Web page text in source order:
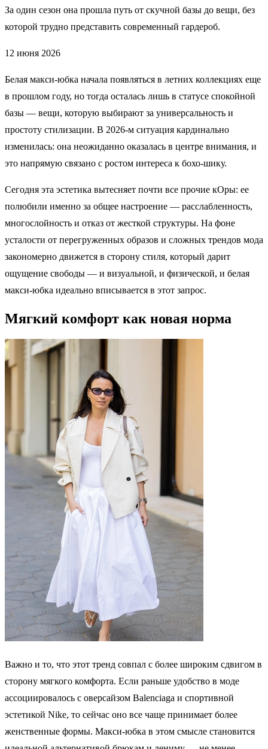
За один сезон она прошла путь от скучной базы до вещи, без
которой трудно представить современный гардероб.
12 июня 2026
Белая макси-юбка начала появляться в летних коллекциях еще
в прошлом году, но тогда осталась лишь в статусе спокойной
базы — вещи, которую выбирают за универсальность и
простоту стилизации. В 2026-м ситуация кардинально
изменилась: она неожиданно оказалась в центре внимания, и
это напрямую связано с ростом интереса к бохо-шику.
Сегодня эта эстетика вытесняет почти все прочие кОры: ее
полюбили именно за общее настроение — расслабленность,
многослойность и отказ от жесткой структуры. На фоне
усталости от перегруженных образов и сложных трендов мода
закономерно движется в сторону стиля, который дарит
ощущение свободы — и визуальной, и физической, и белая
макси-юбка идеально вписывается в этот запрос.
Мягкий комфорт как новая норма
Важно и то, что этот тренд совпал с более широким сдвигом в
сторону мягкого комфорта. Если раньше удобство в моде
ассоциировалось с оверсайзом Balenciaga и спортивной
эстетикой Nike, то сейчас оно все чаще принимает более
женственные формы. Макси-юбка в этом смысле становится